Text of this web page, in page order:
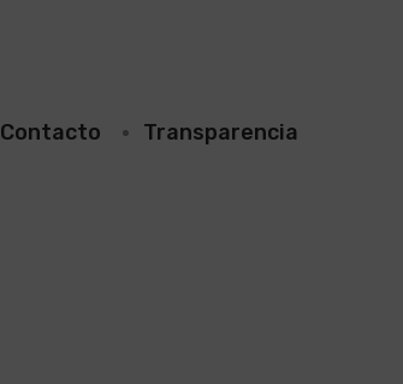
Contacto Transparencia